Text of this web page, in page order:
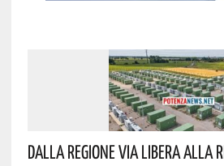
Dalla Regione Via Libera Alla